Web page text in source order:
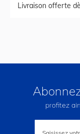
Livraison offerte
profitez